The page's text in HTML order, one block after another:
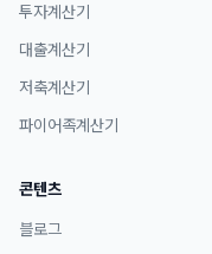
투자계산기
대출계산기
저축계산기
파이어족계산기
콘텐츠
블로그